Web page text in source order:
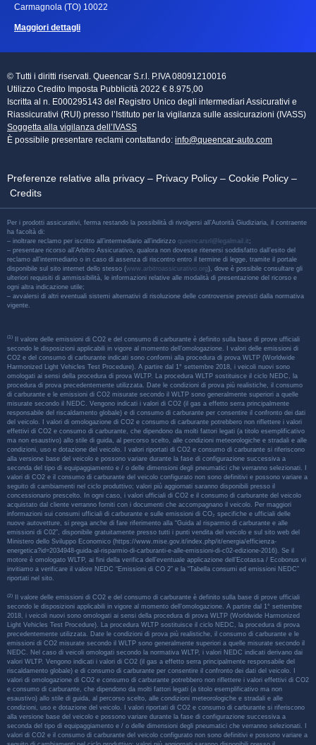
Carmagnola (TO) 10022
Maggiori dettagli
© Tutti i diritti riservati. Queencar S.r.l. P.IVA 08091210016
Utilizzo Credito Imposta Pubblicità 2022 € 8.975,00
Iscritta al n. E000295143 del Registro Unico degli intermediari Assicurativi e
Riassicurativi (RUI) presso l’Istituto per la vigilanza sulle assicurazioni (IVASS)
Soggetta alla vigilanza dell’IVASS
È possibile presentare reclami contattando: info@queencar-auto.com
Preferenze relative alla privacy – Privacy Policy – Cookie Policy –
Credits
Per i prodotti assicurativi, ferma restando la possibilità di rivolgersi all’Autorità Giudiziaria, il contraente
ha facoltà di:
– inoltrare reclamo per iscritto all’intermediario all’indirizzo queencarsrl@legalmail.it ;
– presentare ricorso all’Arbitro Assicurativo, qualora non dovesse ritenersi soddisfatto dall’esito del
reclamo all’intermediario o in caso di assenza di riscontro entro il termine di legge, tramite il portale
disponibile sul sito internet dello stesso (www.arbitroassicurativo.org), dove è possibile consultare gli
ulteriori requisiti di ammissibilità, le informazioni relative alle modalità di presentazione del ricorso e
ogni altra indicazione utile;
– avvalersi di altri eventuali sistemi alternativi di risoluzione delle controversie previsti dalla normativa
vigente.
(1)
Il valore delle emissioni di CO2 e del consumo di carburante è definito sulla base di prove ufficiali
secondo le disposizioni applicabili in vigore al momento dell’omologazione. I valori delle emissioni di
CO2 e del consumo di carburante indicati sono conformi alla procedura di prova WLTP (Worldwide
Harmonized Light Vehicles Test Procedure). A partire dal 1° settembre 2018, i veicoli nuovi sono
omologati ai sensi della procedura di prova WLTP. La procedura WLTP sostituisce il ciclo NEDC, la
procedura di prova precedentemente utilizzata. Date le condizioni di prova più realistiche, il consumo
di carburante e le emissioni di CO2 misurate secondo il WLTP sono generalmente superiori a quelle
misurate secondo il NEDC. Vengono indicati i valori di CO2 (il gas a effetto serra principalmente
responsabile del riscaldamento globale) e di consumo di carburante per consentire il confronto dei dati
del veicolo. I valori di omologazione di CO2 e consumo di carburante potrebbero non riflettere i valori
effettivi di CO2 e consumo di carburante, che dipendono da molti fattori legati (a titolo esemplificativo
ma non esaustivo) allo stile di guida, al percorso scelto, alle condizioni meteorologiche e stradali e alle
condizioni, uso e dotazione del veicolo. I valori riportati di CO2 e consumo di carburante si riferiscono
alla versione base del veicolo e possono variare durante la fase di configurazione successiva a
seconda del tipo di equipaggiamento e / o delle dimensioni degli pneumatici che verranno selezionati. I
valori di CO2 e il consumo di carburante del veicolo configurato non sono definitivi e possono variare a
seguito di cambiamenti nel ciclo produttivo; valori più aggiornati saranno disponibili presso il
concessionario prescelto. In ogni caso, i valori ufficiali di CO2 e il consumo di carburante del veicolo
acquistato dal cliente verranno forniti con i documenti che accompagnano il veicolo. Per maggiori
informazioni sui consumi ufficiali di carburante e sulle emissioni di CO₂ specifiche e ufficiali delle
nuove autovetture, si prega anche di fare riferimento alla “Guida al risparmio di carburante e alle
emissioni di C02”, disponibile gratuitamente presso tutti i punti vendita del veicolo e sul sito web del
Ministero dello Sviluppo Economico (https://www.mise.gov.it/index.php/it/energia/efficienza-
energetica?id=2034948-guida-al-risparmio-di-carburanti-e-alle-emissioni-di-c02-edizione-2016). Se il
motore è omologato WLTP, ai fini della verifica dell’eventuale applicazione dell’Ecotassa / Ecobonus vi
invitiamo a verificare il valore NEDC “Emissioni di CO 2” e la “Tabella consumi ed emissioni NEDC”
riportati nel sito.
(2)
Il valore delle emissioni di CO2 e del consumo di carburante è definito sulla base di prove ufficiali
secondo le disposizioni applicabili in vigore al momento dell’omologazione. A partire dal 1° settembre
2018, i veicoli nuovi sono omologati ai sensi della procedura di prova WLTP (Worldwide Harmonized
Light Vehicles Test Procedure). La procedura WLTP sostituisce il ciclo NEDC, la procedura di prova
precedentemente utilizzata. Date le condizioni di prova più realistiche, il consumo di carburante e le
emissioni di CO2 misurate secondo il WLTP sono generalmente superiori a quelle misurate secondo il
NEDC. Nel caso di veicoli omologati secondo la normativa WLTP, i valori NEDC indicati derivano dai
valori WLTP. Vengono indicati i valori di CO2 (il gas a effetto serra principalmente responsabile del
riscaldamento globale) e di consumo di carburante per consentire il confronto dei dati del veicolo. I
valori di omologazione di CO2 e consumo di carburante potrebbero non riflettere i valori effettivi di CO2
e consumo di carburante, che dipendono da molti fattori legati (a titolo esemplificativo ma non
esaustivo) allo stile di guida, al percorso scelto, alle condizioni meteorologiche e stradali e alle
condizioni, uso e dotazione del veicolo. I valori riportati di CO2 e consumo di carburante si riferiscono
alla versione base del veicolo e possono variare durante la fase di configurazione successiva a
seconda del tipo di equipaggiamento e / o delle dimensioni degli pneumatici che verranno selezionati. I
valori di CO2 e il consumo di carburante del veicolo configurato non sono definitivi e possono variare a